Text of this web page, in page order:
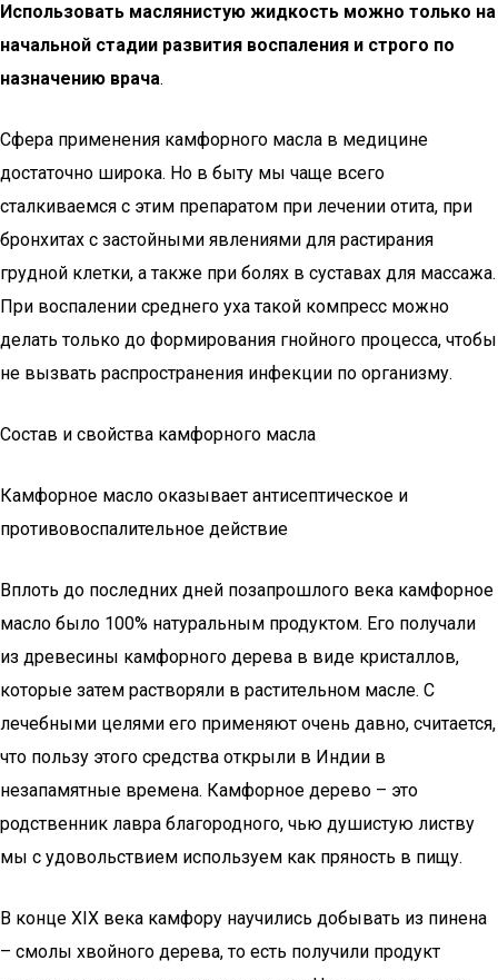
Использовать маслянистую жидкость можно только на
начальной стадии развития воспаления и строго по
назначению врача.
Сфера применения камфорного масла в медицине
достаточно широка. Но в быту мы чаще всего
сталкиваемся с этим препаратом при лечении отита, при
бронхитах с застойными явлениями для растирания
грудной клетки, а также при болях в суставах для массажа.
При воспалении среднего уха такой компресс можно
делать только до формирования гнойного процесса, чтобы
не вызвать распространения инфекции по организму.
Состав и свойства камфорного масла
Камфорное масло оказывает антисептическое и
противовоспалительное действие
Вплоть до последних дней позапрошлого века камфорное
масло было 100% натуральным продуктом. Его получали
из древесины камфорного дерева в виде кристаллов,
которые затем растворяли в растительном масле. С
лечебными целями его применяют очень давно, считается,
что пользу этого средства открыли в Индии в
незапамятные времена. Камфорное дерево – это
родственник лавра благородного, чью душистую листву
мы с удовольствием используем как пряность в пищу.
В конце XIX века камфору научились добывать из пинена
– смолы хвойного дерева, то есть получили продукт